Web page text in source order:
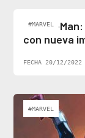
#MARVEL
Spider-
con nueva
FECHA 20/12/2022
#MARVEL